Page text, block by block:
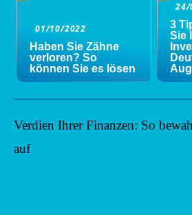
01/10/2022
Haben Sie Zähne
verloren? So
können Sie es lösen
24/
3
Sie
Verdien Ihrer Finanzen: So
auf